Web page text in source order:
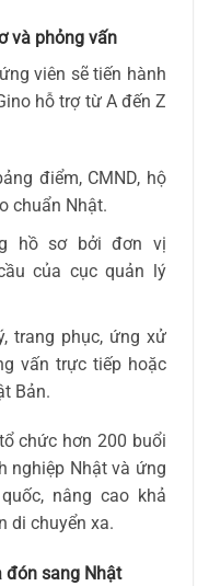
và phỏng vấn
viên sẽ tiến hành
hỗ trợ từ A đến Z
điểm, CMND, hộ
chuẩn Nhật.
hồ sơ bởi đơn vị
của cục quản lý
trang phục, ứng xử
vấn trực tiếp hoặc
Bản.
chức hơn 200 buổi
nghiệp Nhật và ứng
nâng cao khả
di chuyển xa.
đón sang Nhật